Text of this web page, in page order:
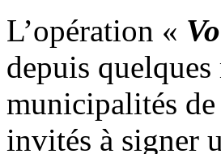
L’opération «
depuis
municipalités
invités à signer